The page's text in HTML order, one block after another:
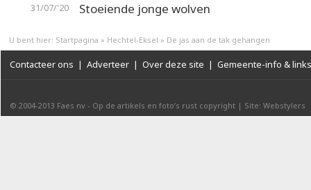
31/07/'20 Stoeiende jonge wolven
U bent hier: Startpagina » Hechtel-Eksel » De jas aan de tak gehangen
Contacteer ons | Adverteer | Over deze site | Gemeente-info & links
© 2004-2013 Faes nv - Op de artikels en foto’s rust copyright | Site: Webstylers